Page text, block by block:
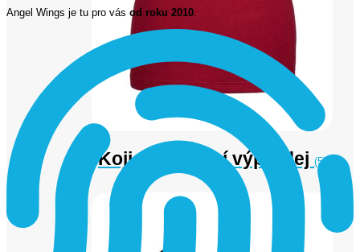
Kojicí oblečení výprodej (5)
Angel Wings je tu pro vás od roku 2010.